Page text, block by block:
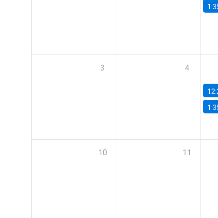
3 4
10 11